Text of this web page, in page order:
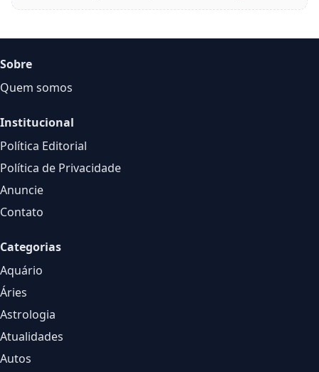
Sobre
Quem somos
Institucional
Política Editorial
Política de Privacidade
Anuncie
Contato
Categorias
Aquário
Áries
Astrologia
Atualidades
Autos